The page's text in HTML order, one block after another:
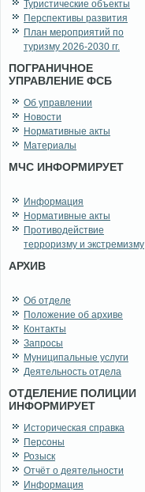
Туристические объекты
Перспективы развития
План мероприятий по
туризму 2026-2030 гг.
ПОГРАНИЧНОЕ
УПРАВЛЕНИЕ ФСБ
Об управлении
Новости
Нормативные акты
Материалы
МЧС ИНФОРМИРУЕТ
Информация
Нормативные акты
Противодействие
терроризму и экстремизму
АРХИВ
Об отделе
Положение об архиве
Контакты
Запросы
Муниципальные услуги
Деятельность отдела
ОТДЕЛЕНИЕ ПОЛИЦИИ
ИНФОРМИРУЕТ
Историческая справка
Персоны
Розыск
Отчёт о деятельности
Информация